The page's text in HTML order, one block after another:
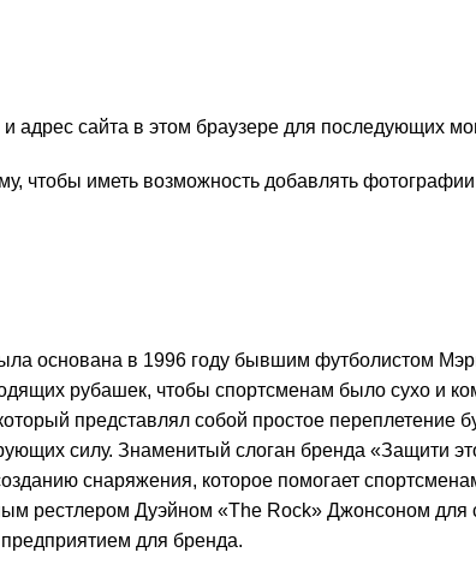
адрес сайта в этом браузере для последующих
чтобы иметь возможность добавлять
основана в 1996 году бывшим футболистом
рубашек, чтобы спортсменам было сухо и
представлял собой простое
силу. Знаменитый слоган бренда «Защити
снаряжения, которое помогает
рестлером Дуэйном «The Rock» Джонсоном для
для бренда.